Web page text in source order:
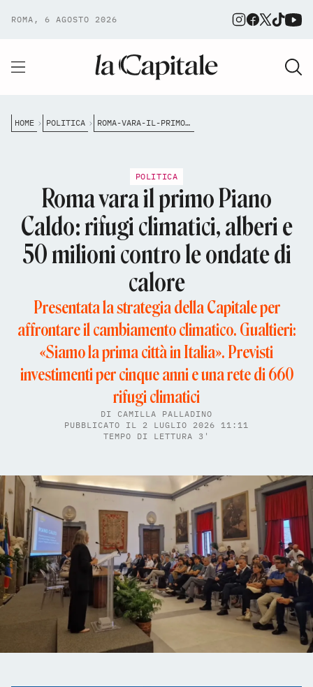
ROMA, 6 AGOSTO 2026
HOME POLITICA ROMA-VARA-IL-PRIMO-PIANO-CALDO-RIFUGI-CLIMATICI-ALBERI-E-50-MILIONI-CONTRO-LE-ONDATE-DI-CALORE
POLITICA
Roma vara il primo Piano
Caldo: rifugi climatici, alberi e
50 milioni contro le ondate di
calore
Presentata la strategia della Capitale per
affrontare il cambiamento climatico. Gualtieri:
«Siamo la prima città in Italia». Previsti
investimenti per cinque anni e una rete di 660
rifugi climatici
DI CAMILLA PALLADINO
PUBBLICATO IL 2 LUGLIO 2026 11:11
TEMPO DI LETTURA 3'